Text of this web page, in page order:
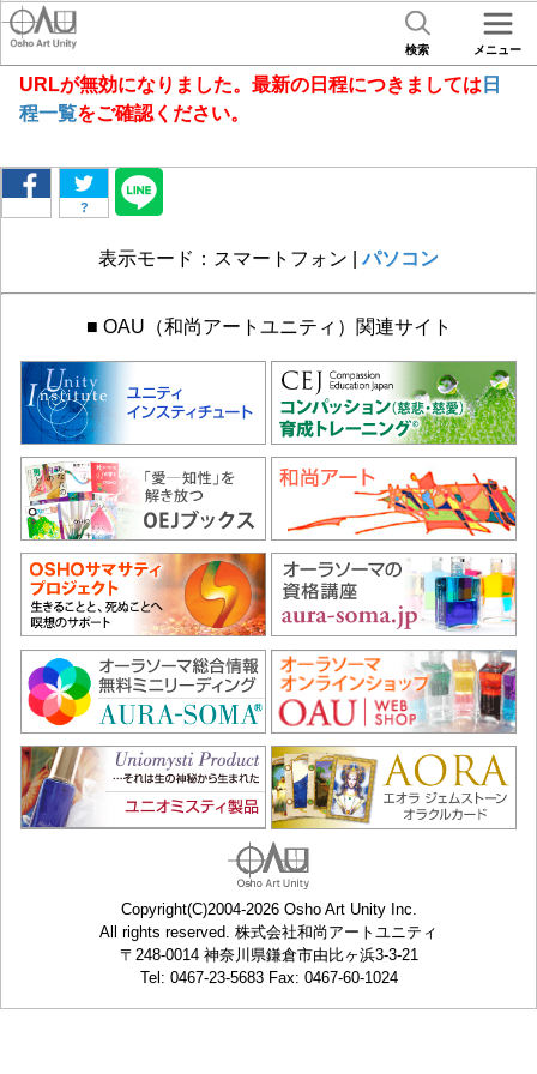
検索 メニュー
URLが無効になりました。最新の日程につきましては 日
程一覧をご確認ください。
?
表示モード：スマートフォン |パソコン
■ OAU（和尚アートユニティ）関連サイト
Copyright(C)2004-2026 Osho Art Unity Inc.
All rights reserved. 株式会社和尚アートユニティ
〒248-0014 神奈川県鎌倉市由比ヶ浜3-3-21
Tel: 0467-23-5683 Fax: 0467-60-1024